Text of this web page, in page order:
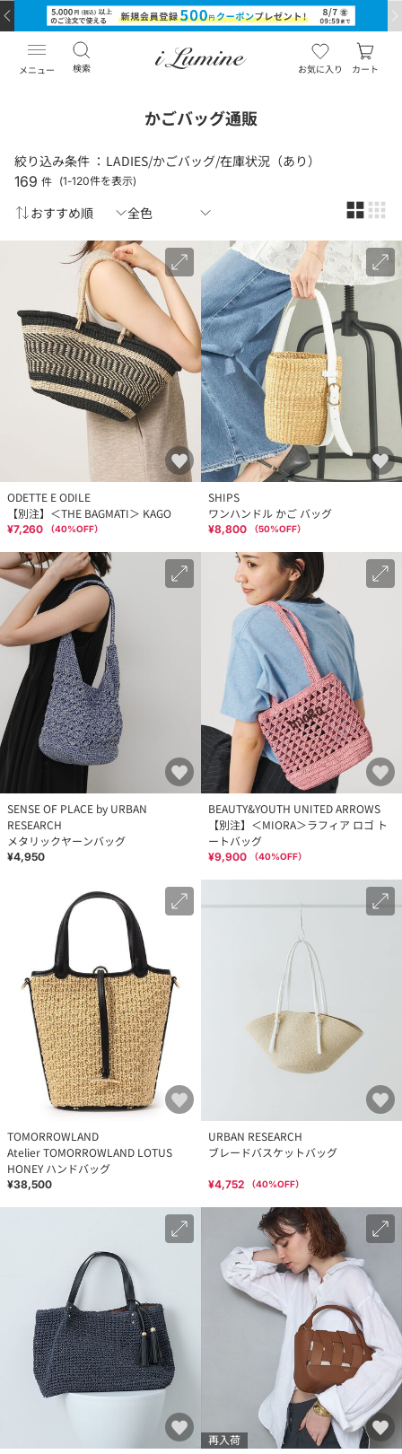
メニュー 検索 お気に入り カート
かごバッグ通販
絞り込み条件 ： LADIES/かごバッグ/在庫状況（あり）
169 件 (1-120件を表示)
ODETTE E ODILE
【別注】＜THE BAGMATI＞ KAGO
¥7,260 （40%OFF）
SHIPS
ワンハンドル かご バッグ
¥8,800 （50%OFF）
SENSE OF PLACE by URBAN
RESEARCH
メタリックヤーンバッグ
¥4,950
BEAUTY&YOUTH UNITED ARROWS
【別注】＜MIORA＞ラフィア ロゴ ト
ートバッグ
¥9,900 （40%OFF）
TOMORROWLAND
Atelier TOMORROWLAND LOTUS
HONEY ハンドバッグ
¥38,500
URBAN RESEARCH
ブレードバスケットバッグ
¥4,752 （40%OFF）
再入荷